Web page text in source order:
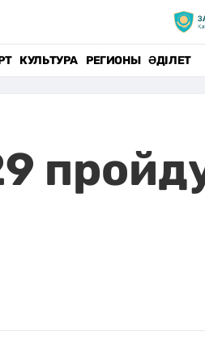
КУЛЬТУРА РЕГИОНЫ ӘДІЛЕТ